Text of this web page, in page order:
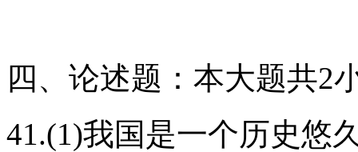
四、论述题：本大题共2
41.(1)我国是一个历史悠